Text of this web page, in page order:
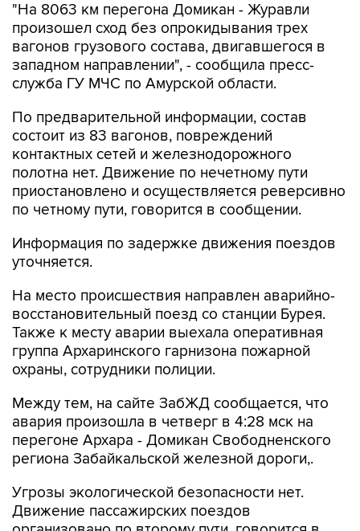
"На 8063 км перегона Домикан - Журавли
произошел сход без опрокидывания трех
вагонов грузового состава, двигавшегося в
западном направлении", - сообщила пресс-
служба ГУ МЧС по Амурской области.
По предварительной информации, состав
состоит из 83 вагонов, повреждений
контактных сетей и железнодорожного
полотна нет. Движение по нечетному пути
приостановлено и осуществляется реверсивно
по четному пути, говорится в сообщении.
Информация по задержке движения поездов
уточняется.
На место происшествия направлен аварийно-
восстановительный поезд со станции Бурея.
Также к месту аварии выехала оперативная
группа Архаринского гарнизона пожарной
охраны, сотрудники полиции.
Между тем, на сайте ЗабЖД сообщается, что
авария произошла в четверг в 4:28 мск на
перегоне Архара - Домикан Свободненского
региона Забайкальской железной дороги,.
Угрозы экологической безопасности нет.
Движение пассажирских поездов